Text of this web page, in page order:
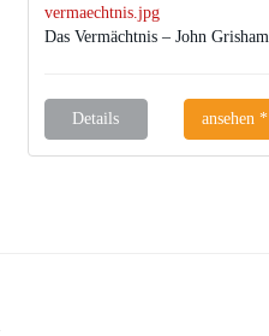
Das Vermächtnis – John Grisham
Details ansehen *